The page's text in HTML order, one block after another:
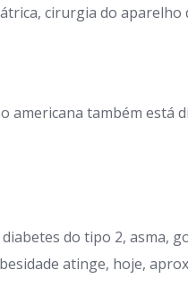
cirurgia do aparelho
americana também está
do tipo 2, asma,
atinge, hoje,